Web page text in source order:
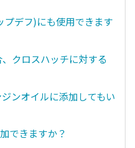
プデフ)にも使用できます
クロスハッチに対する
ンオイルに添加してもい
できますか？